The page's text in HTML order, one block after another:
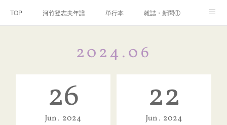
TOP 河竹登志夫年譜 単行本 雑誌・新聞①
河竹黙阿弥 年譜
2024 .06
26
Jun 2024
22
Jun 2024